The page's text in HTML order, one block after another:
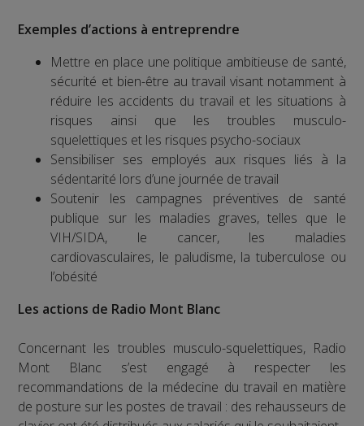
Exemples d’actions à entreprendre
Mettre en place une politique ambitieuse de santé,
sécurité et bien-être au travail visant notamment à
réduire les accidents du travail et les situations à
risques ainsi que les troubles musculo-
squelettiques et les risques psycho-sociaux
Sensibiliser ses employés aux risques liés à la
sédentarité lors d’une journée de travail
Soutenir les campagnes préventives de santé
publique sur les maladies graves, telles que le
VIH/SIDA, le cancer, les maladies
cardiovasculaires, le paludisme, la tuberculose ou
l’obésité
Les actions de Radio Mont Blanc
Concernant les troubles musculo-squelettiques, Radio
Mont Blanc s’est engagé à respecter les
recommandations de la médecine du travail en matière
de posture sur les postes de travail : des rehausseurs de